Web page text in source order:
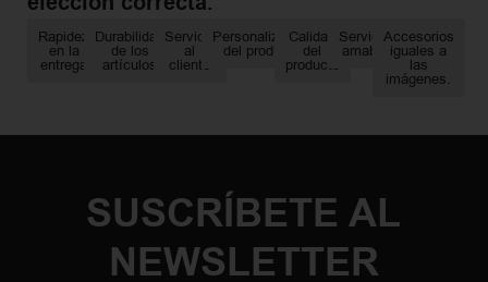
Rapidez
en la
entrega
Durabilidad
de los
artículos
Servicio
al
cliente
Personalización
del producto
Calidad
del
producto
Servicio
amable
Accesorios
iguales a
las
imágenes.
SUSCRÍBETE AL
NEWSLETTER